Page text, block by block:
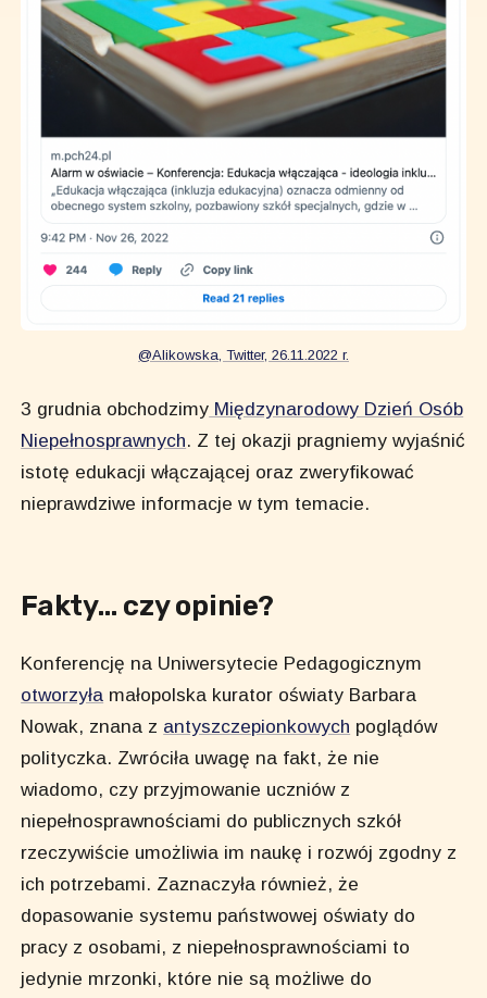
@Alikowska, Twitter, 26.11.2022 r.
3 grudnia obchodzimy Międzynarodowy Dzień Osób
Niepełnosprawnych. Z tej okazji pragniemy wyjaśnić
istotę edukacji włączającej oraz zweryfikować
nieprawdziwe informacje w tym temacie.
Fakty… czy opinie?
Konferencję na Uniwersytecie Pedagogicznym
otworzyła małopolska kurator oświaty Barbara
Nowak, znana z antyszczepionkowych poglądów
polityczka. Zwróciła uwagę na fakt, że nie
wiadomo, czy przyjmowanie uczniów z
niepełnosprawnościami do publicznych szkół
rzeczywiście umożliwia im naukę i rozwój zgodny z
ich potrzebami. Zaznaczyła również, że
dopasowanie systemu państwowej oświaty do
pracy z osobami, z niepełnosprawnościami to
jedynie mrzonki, które nie są możliwe do